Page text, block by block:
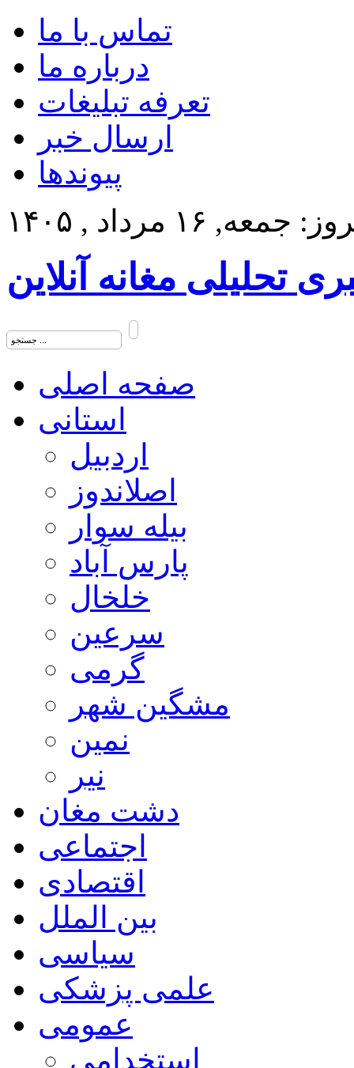
تماس با ما
درباره ما
تعرفه تبلیغات
ارسال خبر
پیوندها
جمعه, ۱۶ مرداد , ۱۴۰۵
تحلیلی مغانه آنلاین
صفحه اصلی
استانی
اردبیل
اصلاندوز
بیله سوار
پارس آباد
خلخال
سرعین
گرمی
مشگین شهر
نمین
نیر
دشت مغان
اجتماعی
اقتصادی
بین الملل
سیاسی
علمی پزشکی
عمومی
استخدامی